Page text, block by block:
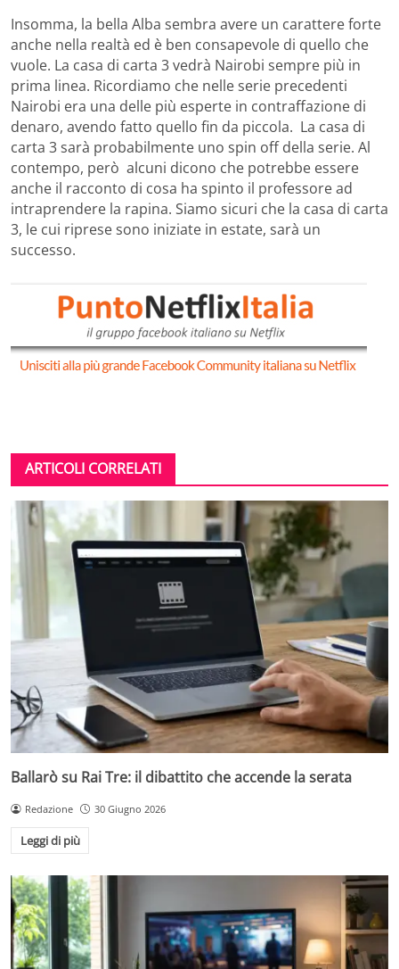
Insomma, la bella Alba sembra avere un carattere forte
anche nella realtà ed è ben consapevole di quello che
vuole. La casa di carta 3 vedrà Nairobi sempre più in
prima linea. Ricordiamo che nelle serie precedenti
Nairobi era una delle più esperte in contraffazione di
denaro, avendo fatto quello fin da piccola. La casa di
carta 3 sarà probabilmente uno spin off della serie. Al
contempo, però alcuni dicono che potrebbe essere
anche il racconto di cosa ha spinto il professore ad
intraprendere la rapina. Siamo sicuri che la casa di carta
3, le cui riprese sono iniziate in estate, sarà un
successo.
ARTICOLI CORRELATI
Ballarò su Rai Tre: il dibattito che accende la serata
Redazione 30 Giugno 2026
Leggi di più